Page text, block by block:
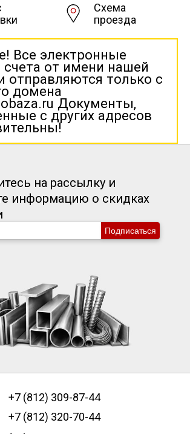
Схема
проезда
Все электронные
счета от имени нашей
отправляются только с
домена
Документы,
с других адресов
на рассылку и
информацию о скидках
Подписаться
+7 (812) 309-87-44
+7 (812) 320-70-44